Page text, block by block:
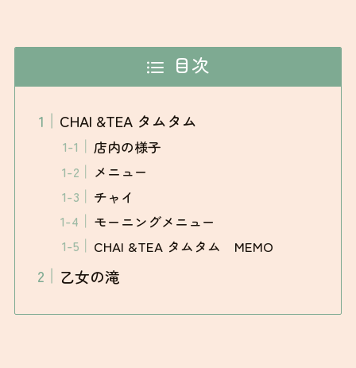
目次
CHAI &TEA タムタム
店内の様子
メニュー
チャイ
モーニングメニュー
CHAI &TEA タムタム MEMO
乙女の滝